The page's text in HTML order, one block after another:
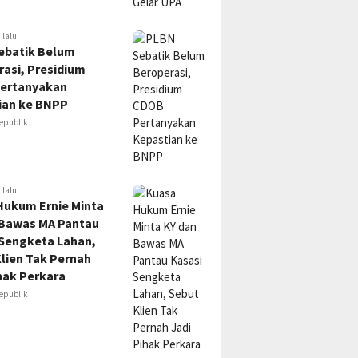
lalu
Belum
Presidium
ke BNPP
lalu
Ernie Minta
MA Pantau
Lahan,
Tak Pernah
Perkara